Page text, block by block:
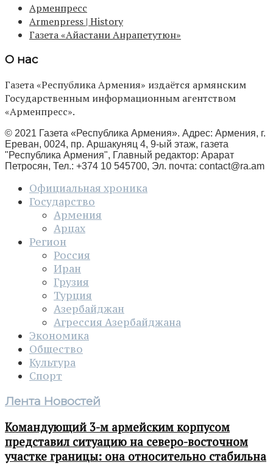
Арменпресс
Armenpress | History
Газета «Айастани Анрапетутюн»
О нас
Газета «Республика Армения» издаётся армянским
Государственным информационным агентством
«Арменпресс».
© 2021 Газета «Республика Армения». Адрес: Армения, г.
Ереван, 0024, пр. Аршакуняц 4, 9-ый этаж, газета
"Республика Армения", Главный редактор: Арарат
Петросян, Тел.: +374 10 545700, Эл. почта: contact@ra.am
Официальная хроника
Государство
Армения
Арцах
Регион
Россия
Иран
Грузия
Турция
Азербайджан
Агрессия Азербайджана
Экономика
Общество
Культура
Спорт
Лента Новостей
Командующий 3-м армейским корпусом
представил ситуацию на северо-восточном
участке границы: она относительно стабильна